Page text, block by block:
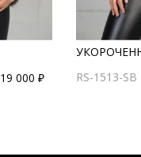
19 000 ₽
RS-1513-SB